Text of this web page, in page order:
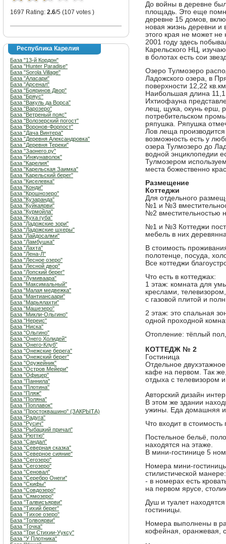
1697 Rating: 2.6/5 (107 votes )
Республика Карелия
База "13-й Кордон"
База "Hunter Paradise"
База "Sorola Village"
База "Аласари"
База "Арсенал"
База "Бояринов Двор"
База "Бряус"
База "Вакуль да Ворса"
База "Варозеро"
База "Ветреный пояс"
База "Волозерский погост"
База "Воронов-Форпост"
База "Дача Винтера"
База "Деревня Александровка"
База "Деревня Тереки"
База "Заонего.ру"
База "Инжунаволок"
База "Карелия"
База "Карельская Заимка"
База "Карельский берег"
База "Киселевка"
База "Конди"
База "Крошнозеро"
База "Кузаранда"
База "Куйкаярви"
База "Курмойла"
База "Куха губа"
База "Ладожские зори"
База "Ладожские шхеры"
База "Лайдосалми"
База "Ламбушка"
База "Лахта"
База "Лена-Л"
База "Лесное озеро"
База "Лесной двор"
База "Лопский берег"
База "Лумиваара"
База "Максимальный"
База "Малая медвежка"
База "Мантиансаари"
База "Марьялахти"
База "Машезеро"
База "Микли-Ольгино"
База "Нереис"
База "Ниска"
База "Ольгино"
База "Онего Холидей"
База "Онего-Клуб"
База "Онежские берега"
База "Онежский берег"
База "Оружейник"
База "Остров Мейери"
База "Офицер"
База "Паннила"
База "Плотина"
База "Пляж"
База "Поляна"
База "Поплавок"
База "Простоквашино" (ЗАКРЫТА)
База "Радуга"
База "Русич"
База "Рыбацкий причал"
База "Рюттю"
База "Сандал"
База "Северная сказка"
База "Северное сияние"
База "Сегозеро"
База "Сегозеро"
База "Сеновал"
База "Серебро Онеги"
База "Скифы"
База "Совдозеро"
База "Сямозеро"
База "Талвисъярви"
База "Тихий берег"
База "Тихое озеро"
База "Толвоярви"
База "Точка"
База "Три Стихии-Ууксу"
База "У Плотника"
До войны в деревне
площадь. Это еще
деревне 15 домов,
новая жизнь деревни и
этого края не может
2001 году здесь
Карельского НЦ,
в болотах есть сои
Озеро Тулмозеро
Ладожского озера, в
поверхности 12,22
Наибольшая длина
Ихтиофауна
лещ, щука, окунь ерш,
потребительском
ряпушка. Ряпушка
Лов леща
возможность есть у
озера Тулмозеро до
водной энциклопедии
Тулмозером
места божественно
Размещение
Коттеджи
Для отдельного
№1 и №3
№2 вместительностью
№1 и №3 Коттеджи
мебель в них
В стоимость
полотенце, посуда,
Все коттеджи
Что есть в коттеджах:
1 этаж: комната для
креслами,
с газовой плитой и
2 этаж: это спальная
одной проходной
Отопление: тёплый
КОТТЕДЖ № 2
Гостиница
Отдельное
кафе на первом. Так
отдыха с телевизором
Авторский дизайн
В этом же здании
ужины. Еда домашняя и
Что входит в
Постельное бельё,
находятся на этаже.
В мини-гостинице 5
Номера мини-
стилистической манере:
- в номерах есть
на первом ярусе,
Душ и туалет
гостиницы.
Номера выполнены в
кофейная, оранжевая,